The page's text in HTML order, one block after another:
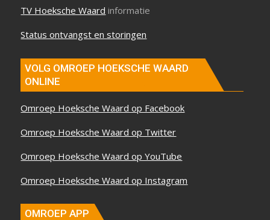
TV Hoeksche Waard informatie
Status ontvangst en storingen
VOLG OMROEP HOEKSCHE WAARD
ONLINE
Omroep Hoeksche Waard op Facebook
Omroep Hoeksche Waard op Twitter
Omroep Hoeksche Waard op YouTube
Omroep Hoeksche Waard op Instagram
OMROEP APP